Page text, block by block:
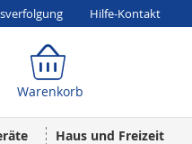
Hilfe-Kontakt
Warenkorb
Haus und Freizeit
Warenkorb